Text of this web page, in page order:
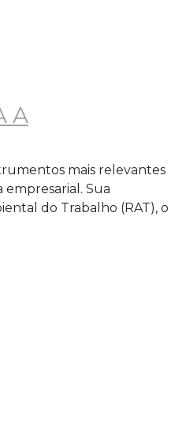
A
mais relevantes
empresarial. Sua
do Trabalho (RAT), o